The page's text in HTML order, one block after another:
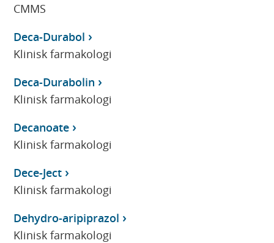
CMMS
Deca-Durabol
Klinisk farmakologi
Deca-Durabolin
Klinisk farmakologi
Decanoate
Klinisk farmakologi
Dece-Ject
Klinisk farmakologi
Dehydro-aripiprazol
Klinisk farmakologi